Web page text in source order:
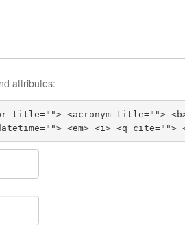
attributes:
title=""> <acronym title="">
<em> <i> <q cite="">